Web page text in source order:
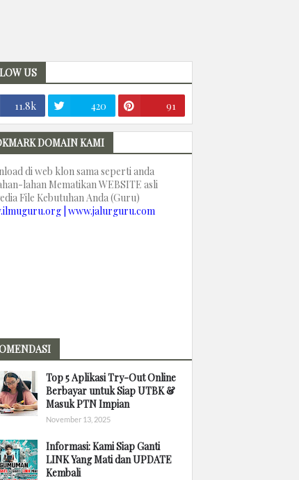
US
11.8k 420 91
DOMAIN KAMI
di web klon sama seperti anda
lahan Mematikan WEBSITE asli
File Kebutuhan Anda (Guru)
| www.jalurguru.com
Top 5 Aplikasi Try-Out Online
Berbayar untuk Siap UTBK &
Masuk PTN Impian
November 13, 2025
Informasi: Kami Siap Ganti
LINK Yang Mati dan UPDATE
Kembali